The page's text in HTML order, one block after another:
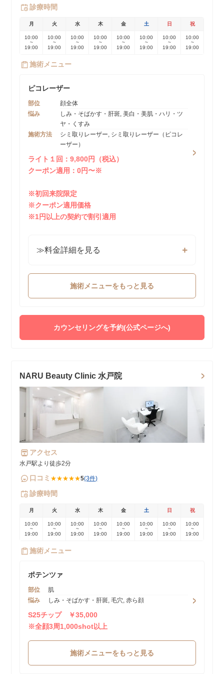
診療時間
月 火 水 木 金 土 日 祝
10:00
~
19:00
10:00
~
19:00
10:00
~
19:00
10:00
~
19:00
10:00
~
19:00
10:00
~
19:00
10:00
~
19:00
10:00
~
19:00
施術メニュー
ピコレーザー
部位
顔全体
悩み
しみ・そばかす・肝斑, 美白・美肌・ハリ・ツ
ヤ・くすみ
施術方法
シミ取りレーザー, シミ取りレーザー（ピコレ
ーザー）
ライト１回：9,800円（税込）
クーポン適用：0円〜※
※初回来院限定
※クーポン適用価格
※1円以上の契約で割引適用
≫料金詳細を見る
施術メニューをもっと見る
カウンセリングを予約(公式ページへ)
NARU Beauty Clinic 水戸院
アクセス
水戸駅より徒歩2分
口コミ ★★★★★5(3件)
診療時間
月 火 水 木 金 土 日 祝
10:00
~
19:00
10:00
~
19:00
10:00
~
19:00
10:00
~
19:00
10:00
~
19:00
10:00
~
19:00
10:00
~
19:00
10:00
~
19:00
施術メニュー
ポテンツァ
部位
肌
悩み
しみ・そばかす・肝斑, 毛穴, 赤ら顔
S25チップ ￥35,000
※全顔3周1,000shot以上
施術メニューをもっと見る